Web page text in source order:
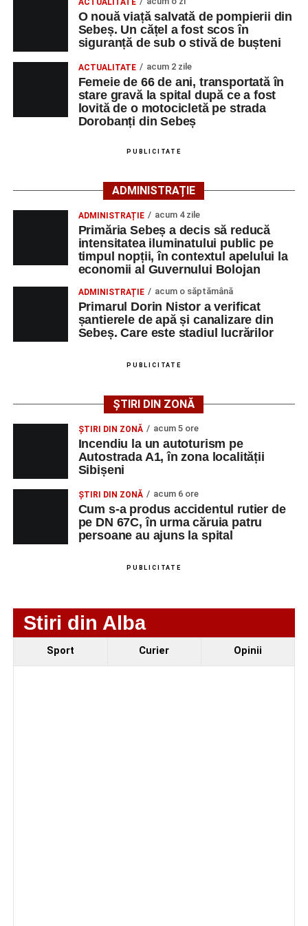
La fața locului s-au deplasat polițiștii rutieri, care au
stabilit că un bărbat de 53 de ani, din Sebeș, conducea o
motocicletă pe direcția Daia Română – Sebeș. Acesta ar
fi surprins și accidentat o femeie de 66 de ani, din Sebeș,
care traversa strada printr-un loc nepermis.
În urma impactului, femeia a suferit leziuni corporale
Motociclistul a fost testat cu aparatul etilotest, rezultatul
fiind negativ.
Polițiștii continuă cercetările pentru stabilirea tuturor
împrejurărilor în care s-a produs accidentul, în cadrul unui
dosar penal întocmit pentru săvârșirea infracțiunii de
vătămare corporală din culpă.
Ultimele știri din Sebeș
Incendiu la un autoturism pe Autostrada A1, în zona
localității Sibișeni
Școala de Fotbal Valea Frumoasei își întărește
lotul pentru noul sezon. Trei achiziții și performanțe
importante la nivel juvenil
urma căruia patru persoane au ajuns la spital
ACTUALITATE
O nouă viață salvată de pompierii din
Sebeș. Un cățel a fost scos în
siguranță de sub o stivă de bușteni
ACTUALITATE acum 2 zile
Femeie de 66 de ani, transportată în
stare gravă la spital după ce a fost
lovită de o motocicletă pe strada
Dorobanți din Sebeș
PUBLICITATE
ADMINISTRAȚIE
ADMINISTRAȚIE acum 4 zile
Primăria Sebeș a decis să reducă
intensitatea iluminatului public pe
timpul nopții, în contextul apelului la
economii al Guvernului Bolojan
ADMINISTRAȚIE acum o săptămână
Primarul Dorin Nistor a verificat
șantierele de apă și canalizare din
Sebeș. Care este stadiul lucrărilor
PUBLICITATE
ȘTIRI DIN ZONĂ
ȘTIRI DIN ZONĂ acum 5 ore
Incendiu la un autoturism pe
Autostrada A1, în zona localității
Sibișeni
ȘTIRI DIN ZONĂ acum 6 ore
Cum s-a produs accidentul rutier de
pe DN 67C, în urma căruia patru
persoane au ajuns la spital
PUBLICITATE
Stiri din Alba
Sport Curier Opinii